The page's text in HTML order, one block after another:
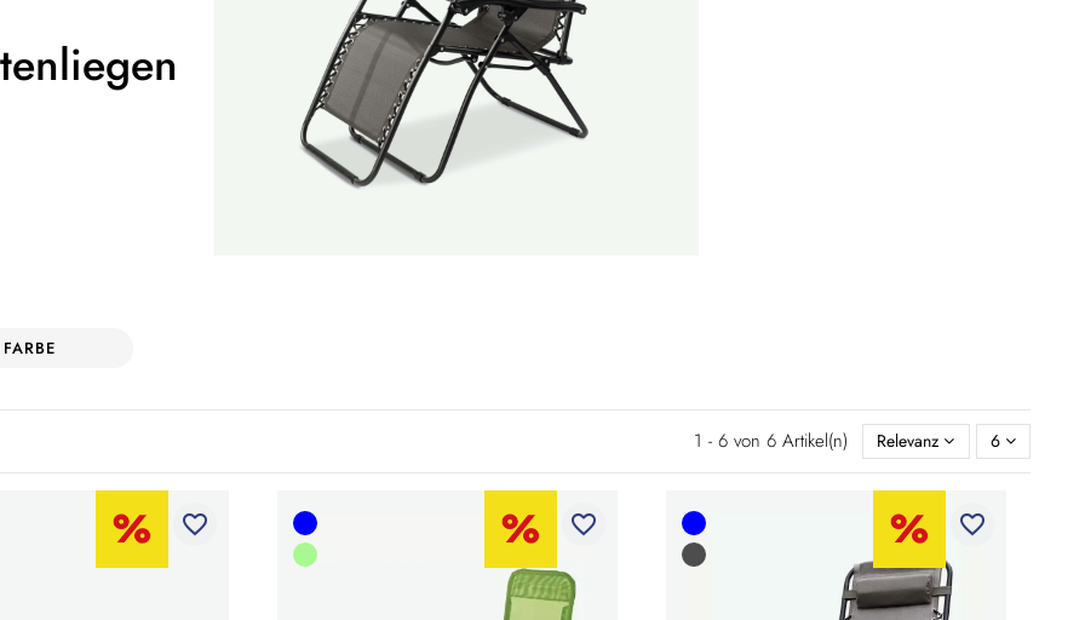
FARBE
1 - 6 von 6 Artikel(n) Relevanz 6
favorite_border favorite_border favorite_border